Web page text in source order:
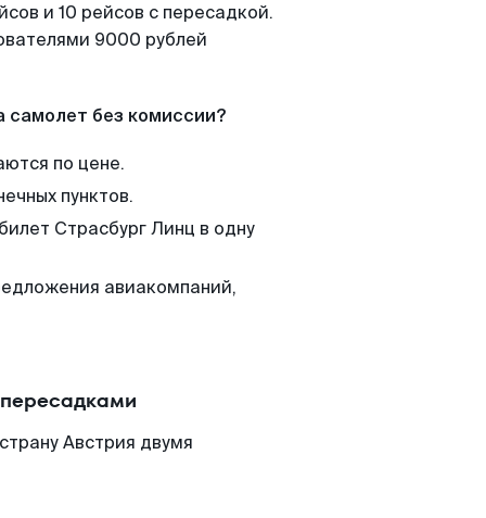
и 10 рейсов с пересадкой.
9000 рублей
самолет без комиссии?
по цене.
пунктов.
Страсбург Линц в одну
авиакомпаний,
Австрия двумя